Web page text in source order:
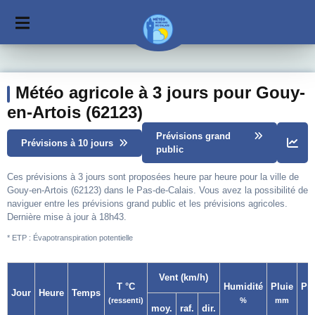
Météo agricole à 3 jours pour Gouy-
en-Artois (62123)
Prévisions à 10 jours
Prévisions grand
public
Ces prévisions à 3 jours sont proposées heure par heure pour la ville de
Gouy-en-Artois (62123) dans le Pas-de-Calais. Vous avez la possibilité de
naviguer entre les prévisions grand public et les prévisions agricoles.
Dernière mise à jour à 18h43.
* ETP : Évapotranspiration potentielle
Jour Heure Temps
T °C
(ressenti)
Vent (km/h)
Humidité
%
Pluie
mm
moy. raf. dir.